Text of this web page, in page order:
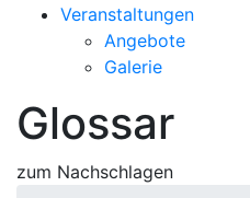
Veranstaltungen
Angebote
Galerie
Glossar
zum Nachschlagen